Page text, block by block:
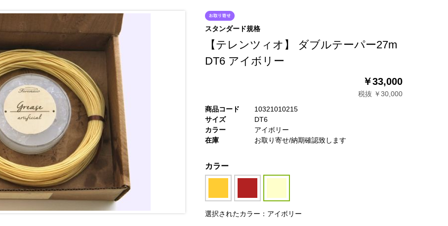
スタンダード規格
【テレンツィオ】 ダブルテーパー27m
DT6 アイボリー
￥33,000
税抜 ￥30,000
商品コード
10321010215
サイズ
DT6
カラー
アイボリー
在庫
お取り寄せ/納期確認致します
カラー
選択されたカラー：アイボリー